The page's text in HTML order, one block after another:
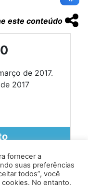
este conteúdo
de 2017.
2017
fornecer a
suas preferências
todos”, você
No entanto,